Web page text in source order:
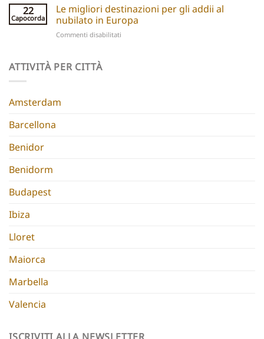
for
Group
Parties
Boutique
Hotels:
5
22
Capocorda
Le migliori destinazioni per gli addii al
nubilato in Europa
Commenti disabilitati
ATTIVITÀ PER CITTÀ
Amsterdam
Barcellona
Benidor
Benidorm
Budapest
Ibiza
Lloret
Maiorca
Marbella
Valencia